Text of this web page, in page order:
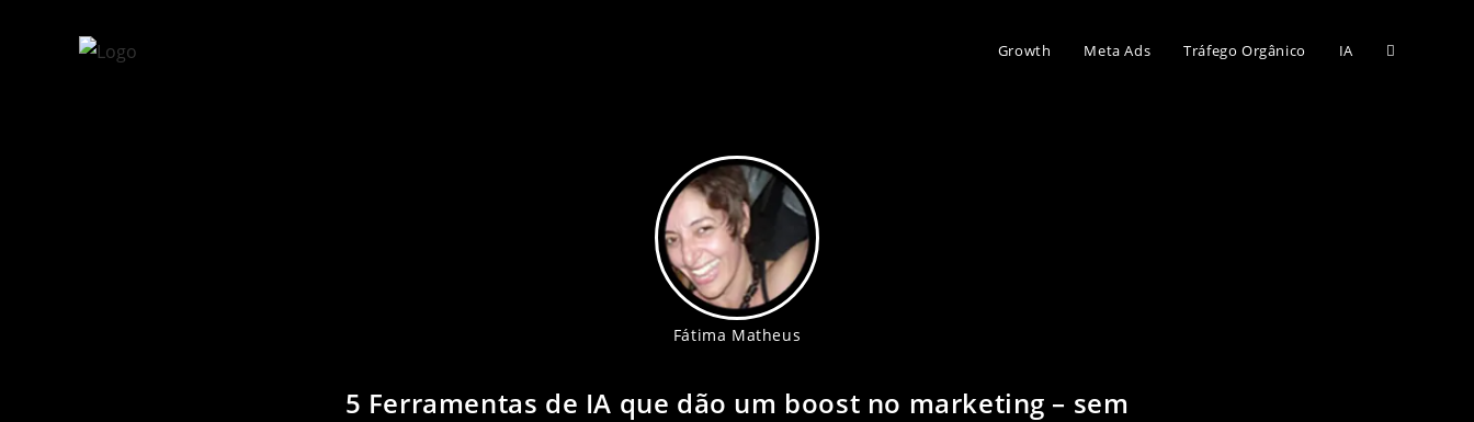
Growth Meta Ads Tráfego Orgânico IA
Fátima Matheus
5 Ferramentas de IA que dão um boost no marketing – sem